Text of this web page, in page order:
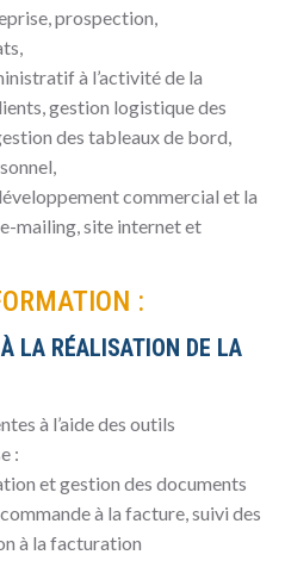
prospection,
à l’activité de la
gestion logistique des
des tableaux de bord,
commercial et la
mailing, site internet et
:
LA RÉALISATION DE LA
à l’aide des outils
:
et gestion des documents
à la facture, suivi des
à la facturation